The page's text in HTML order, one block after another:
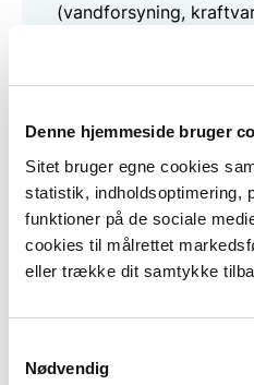
Denne hjemmeside bruger
Sitet bruger egne cookies
statistik, indholdsoptimering,
funktioner på de sociale
cookies til målrettet
eller trække dit samtykke
Nødvendig
(vandforsyning,
potentielt forurenende
WMS - WebGIS -
Oversvømmelsesfare
Viser
2120 for 100, 1.000 og
WMS - WebGIS -
Erosionsfare
WMS - WebGIS -